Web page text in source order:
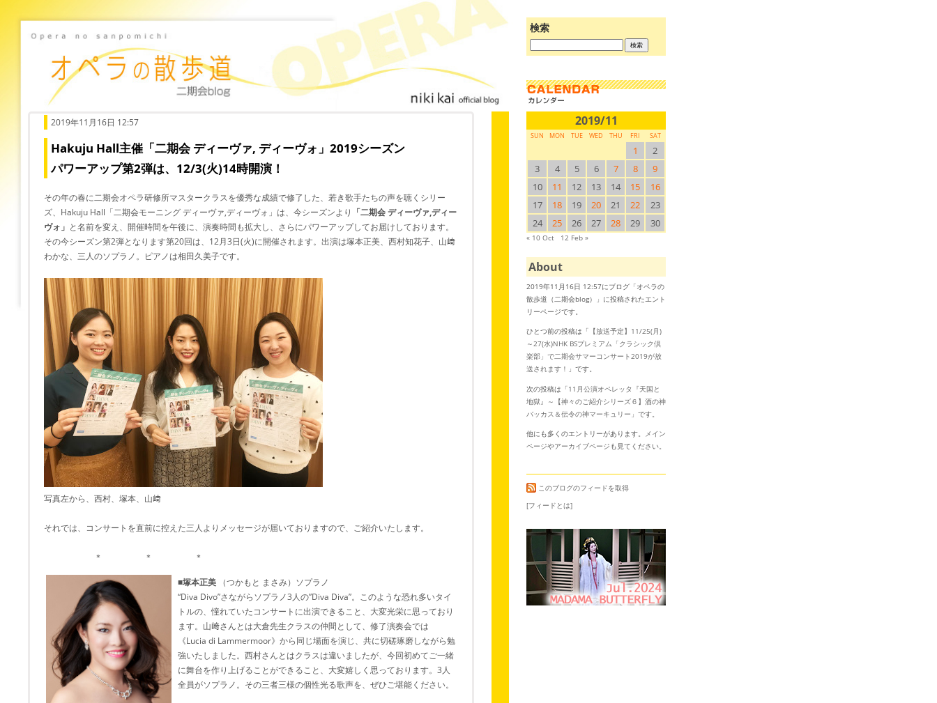
検索
ブ
ロ
検
索:
2019年11月16日 12:57
Hakuju Hall主催「二期会 ディーヴァ, ディーヴォ」2019シーズン
パワーアップ第2弾は、12/3(火)14時開演！
その年の春に二期会オペラ研修所マスタークラスを優秀な成績で修了した、若き歌手たちの声を聴くシリー
ズ、Hakuju Hall「二期会モーニング ディーヴァ,ディーヴォ」は、今シーズンより 「二期会 ディーヴァ,ディー
ヴォ」 と名前を変え、開催時間を午後に、演奏時間も拡大し、さらにパワーアップしてお届けしております。
その今シーズン第2弾となります第20回は、12月3日(火)に開催されます。出演は塚本正美、西村知花子、山﨑
わかな、三人のソプラノ。ピアノは相田久美子です。
写真左から、西村、塚本、山﨑
それでは、コンサートを直前に控えた三人よりメッセージが届いておりますので、ご紹介いたします。
＊ ＊ ＊
■塚本正美 （つかもと まさみ）ソプラノ
“Diva Divo”さながらソプラノ3人の”Diva Diva”。このような恐れ多いタイ
トルの、憧れていたコンサートに出演できること、大変光栄に思っており
ます。山﨑さんとは大倉先生クラスの仲間として、修了演奏会では
《Lucia di Lammermoor》から同じ場面を演じ、共に切磋琢磨しながら勉
強いたしました。西村さんとはクラスは違いましたが、今回初めてご一緒
に舞台を作り上げることができること、大変嬉しく思っております。3人
全員がソプラノ。その三者三様の個性光る歌声を、ぜひご堪能ください。
2019/11
SUN MON TUE WED THU FRI SAT
1
2
3
4 5 6 7 8
9
10
11 12 13 14 15
16
17
18 19 20 21 22
23
24
25 26 27 28 29 30
« 10 Oct 12 Feb »
About
2019年11月16日 12:57にブログ「オペラの
散歩道（二期会blog）」に投稿されたエント
リーページです。
ひとつ前の投稿は「 【放送予定】11/25(月)
～27(水)NHK BSプレミアム「クラシック倶
楽部」で二期会サマーコンサート2019が放
送されます！ 」です。
次の投稿は「11月公演オペレッタ『天国と
地獄』～【神々のご紹介シリーズ６】酒の神
バッカス＆伝令の神マーキュリー 」です。
他にも多くのエントリーがあります。 メイン
ページやアーカイブページ も見てください。
このブログのフィードを取得
[フィードとは]